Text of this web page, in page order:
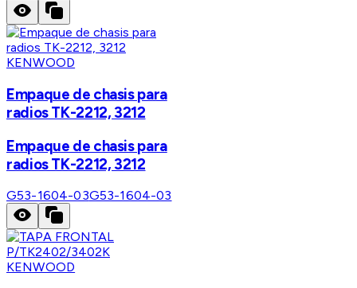
KENWOOD
Empaque de chasis para
radios TK-2212, 3212
Empaque de chasis para
radios TK-2212, 3212
G53-1604-03G53-1604-03
KENWOOD